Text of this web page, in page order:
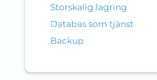
Storskalig lagring
Databas som tjänst
Backup